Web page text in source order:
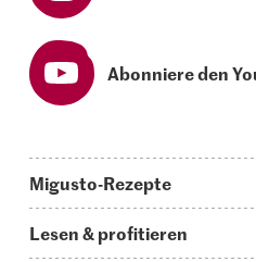
Abonniere den
Migusto-Rezepte
Lesen & profitieren